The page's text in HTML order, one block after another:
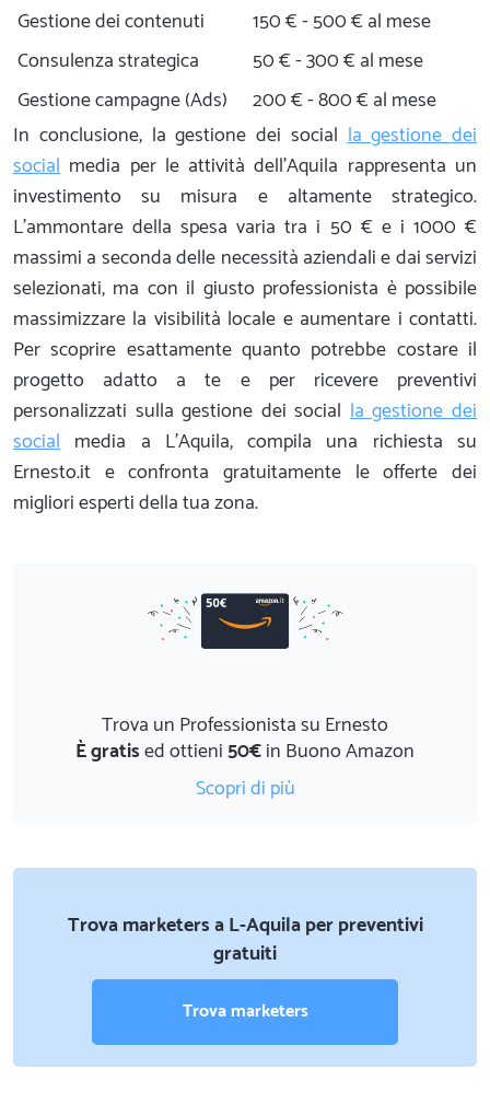
Gestione dei contenuti
150 € - 500 € al mese
Consulenza strategica
50 € - 300 € al mese
Gestione campagne (Ads)
200 € - 800 € al mese
In conclusione, la gestione dei socialla gestione dei
social media per le attività dell'Aquila rappresenta un
investimento su misura e altamente strategico.
L'ammontare della spesa varia tra i 50 € e i 1000 €
massimi a seconda delle necessità aziendali e dai servizi
selezionati, ma con il giusto professionista è possibile
massimizzare la visibilità locale e aumentare i contatti.
Per scoprire esattamente quanto potrebbe costare il
progetto adatto a te e per ricevere preventivi
personalizzati sulla gestione dei socialla gestione dei
social media a L'Aquila, compila una richiesta su
Ernesto.it e confronta gratuitamente le offerte dei
migliori esperti della tua zona.
Trova un Professionista su Ernesto
È gratised ottieni50€in Buono Amazon
Scopri di più
Trova marketers a L-Aquila per preventivi
gratuiti
Trova marketers